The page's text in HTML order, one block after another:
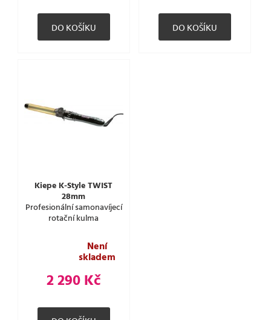
Kiepe K-Style TWIST
28mm
Profesionální samonavíjecí
rotační kulma
Není
skladem
2 290 Kč